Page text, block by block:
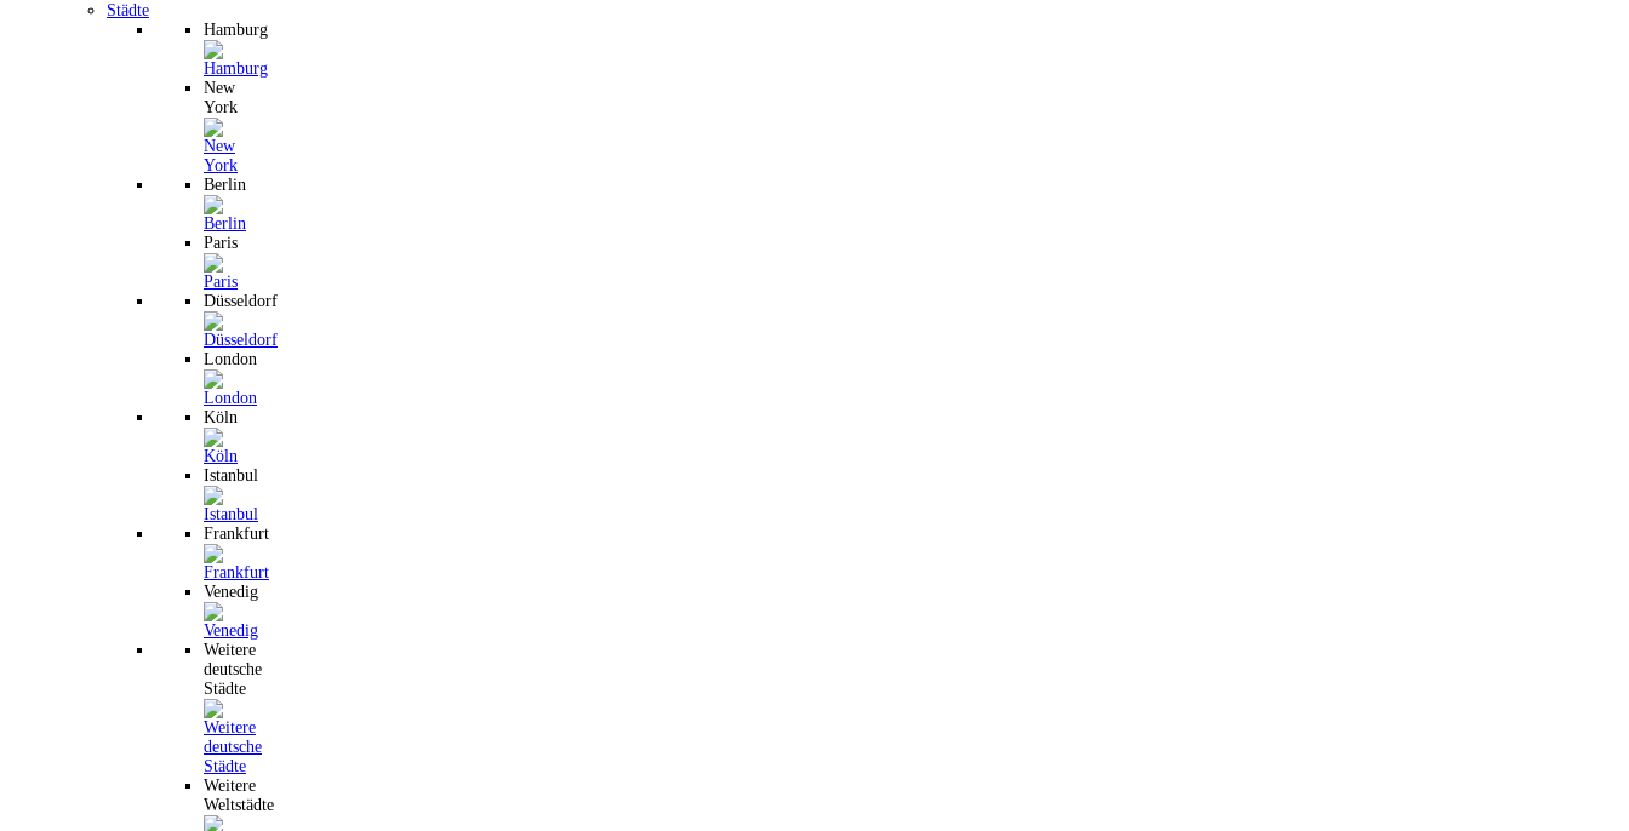
Städte
Hamburg
New
York
Berlin
Paris
Düsseldorf
London
Köln
Istanbul
Frankfurt
Venedig
Weitere
deutsche
Städte
Weitere
Weltstädte